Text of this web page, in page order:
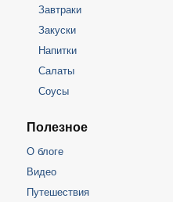
Завтраки
Закуски
Напитки
Салаты
Соусы
Полезное
О блоге
Видео
Путешествия